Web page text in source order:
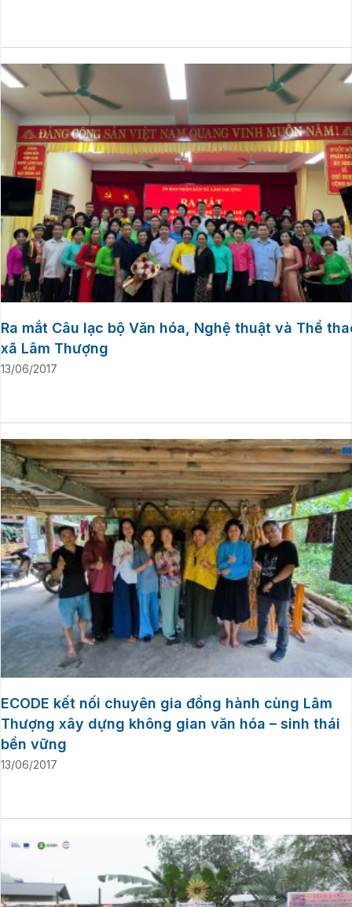
Ra mắt Câu lạc bộ Văn hóa, Nghệ thuật và Thể
xã Lâm Thượng
13/06/2017
ECODE kết nối chuyên gia đồng hành cùng Lâm
Thượng xây dựng không gian văn hóa – sinh thái
bền vững
13/06/2017